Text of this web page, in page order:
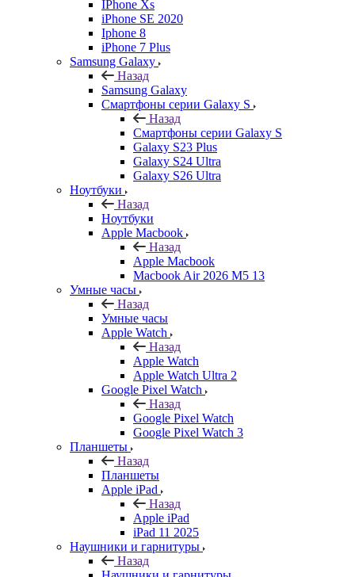
IPhone Xs
iPhone SE 2020
Iphone 8
iPhone 7 Plus
Samsung Galaxy
Назад
Samsung Galaxy
Смартфоны серии Galaxy S
Назад
Смартфоны серии Galaxy S
Galaxy S23 Plus
Galaxy S24 Ultra
Galaxy S26 Ultra
Ноутбуки
Назад
Ноутбуки
Apple Macbook
Назад
Apple Macbook
Macbook Air 2026 M5 13
Умные часы
Назад
Умные часы
Apple Watch
Назад
Apple Watch
Apple Watch Ultra 2
Google Pixel Watch
Назад
Google Pixel Watch
Google Pixel Watch 3
Планшеты
Назад
Планшеты
Apple iPad
Назад
Apple iPad
iPad 11 2025
Наушники и гарнитуры
Назад